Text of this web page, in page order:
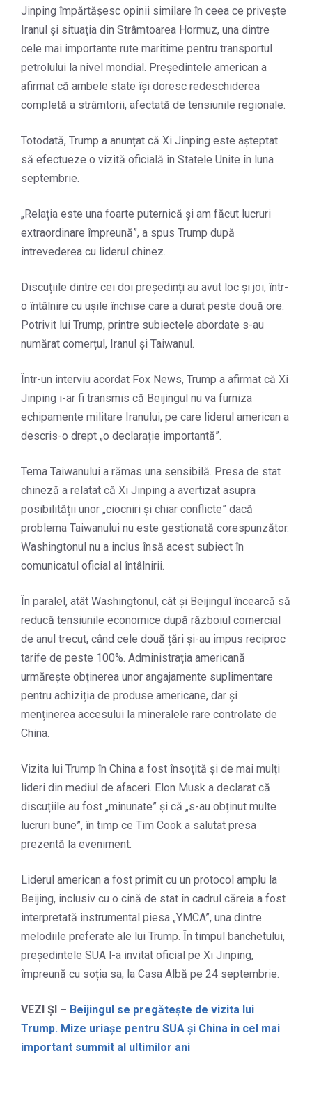
Jinping împărtășesc opinii similare în ceea ce privește
Iranul și situația din Strâmtoarea Hormuz, una dintre
cele mai importante rute maritime pentru transportul
petrolului la nivel mondial. Președintele american a
afirmat că ambele state își doresc redeschiderea
completă a strâmtorii, afectată de tensiunile regionale.
Totodată, Trump a anunțat că Xi Jinping este așteptat
să efectueze o vizită oficială în Statele Unite în luna
septembrie.
„Relația este una foarte puternică și am făcut lucruri
extraordinare împreună”, a spus Trump după
întrevederea cu liderul chinez.
Discuțiile dintre cei doi președinți au avut loc și joi, într-
o întâlnire cu ușile închise care a durat peste două ore.
Potrivit lui Trump, printre subiectele abordate s-au
numărat comerțul, Iranul și Taiwanul.
Într-un interviu acordat Fox News, Trump a afirmat că Xi
Jinping i-ar fi transmis că Beijingul nu va furniza
echipamente militare Iranului, pe care liderul american a
descris-o drept „o declarație importantă”.
Tema Taiwanului a rămas una sensibilă. Presa de stat
chineză a relatat că Xi Jinping a avertizat asupra
posibilității unor „ciocniri și chiar conflicte” dacă
problema Taiwanului nu este gestionată corespunzător.
Washingtonul nu a inclus însă acest subiect în
comunicatul oficial al întâlnirii.
În paralel, atât Washingtonul, cât și Beijingul încearcă să
reducă tensiunile economice după războiul comercial
de anul trecut, când cele două țări și-au impus reciproc
tarife de peste 100%. Administrația americană
urmărește obținerea unor angajamente suplimentare
pentru achiziția de produse americane, dar și
menținerea accesului la mineralele rare controlate de
China.
Vizita lui Trump în China a fost însoțită și de mai mulți
lideri din mediul de afaceri. Elon Musk a declarat că
discuțiile au fost „minunate” și că „s-au obținut multe
lucruri bune”, în timp ce Tim Cook a salutat presa
prezentă la eveniment.
Liderul american a fost primit cu un protocol amplu la
Beijing, inclusiv cu o cină de stat în cadrul căreia a fost
interpretată instrumental piesa „YMCA”, una dintre
melodiile preferate ale lui Trump. În timpul banchetului,
președintele SUA l-a invitat oficial pe Xi Jinping,
împreună cu soția sa, la Casa Albă pe 24 septembrie.
VEZI ȘI – Beijingul se pregătește de vizita lui
Trump. Mize uriașe pentru SUA și China în cel mai
important summit al ultimilor ani